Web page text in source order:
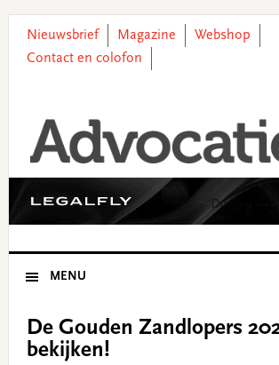
primary
main
primary
footer
Nieuwsbrief Magazine
Webshop
Contact en colofon
MENU
De Gouden Zandlopers
bekijken!